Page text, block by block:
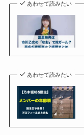
あわせて読みたい
あわせて読みたい